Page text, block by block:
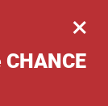
0
le code promo :
×
CHANCE